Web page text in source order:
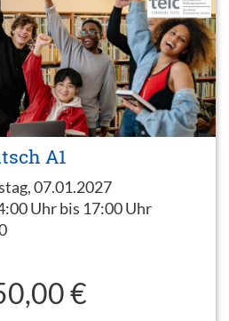
A1
07.01.2027
Uhr bis 17:00 Uhr
€